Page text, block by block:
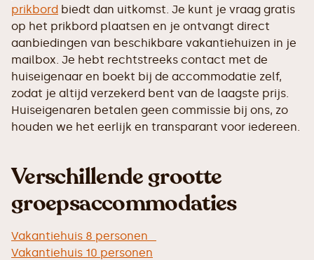
prikbord biedt dan uitkomst. Je kunt je vraag gratis
op het prikbord plaatsen en je ontvangt direct
aanbiedingen van beschikbare vakantiehuizen in je
mailbox. Je hebt rechtstreeks contact met de
huiseigenaar en boekt bij de accommodatie zelf,
zodat je altijd verzekerd bent van de laagste prijs.
Huiseigenaren betalen geen commissie bij ons, zo
houden we het eerlijk en transparant voor iedereen.
Verschillende grootte
groepsaccommodaties
Vakantiehuis 8 personen
Vakantiehuis 10 personen